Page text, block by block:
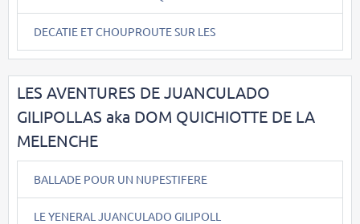
DECATIE ET CHOUPROUTE SUR LES
LES AVENTURES DE JUANCULADO
GILIPOLLAS aka DOM QUICHIOTTE DE LA
MELENCHE
BALLADE POUR UN NUPESTIFERE
LE YENERAL JUANCULADO GILIPOLL